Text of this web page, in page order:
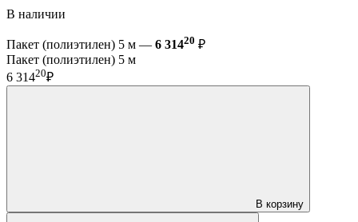
В наличии
Пакет (полиэтилен) 5 м — 6 31420 ₽
Пакет (полиэтилен) 5 м
6 31420₽
В корзину